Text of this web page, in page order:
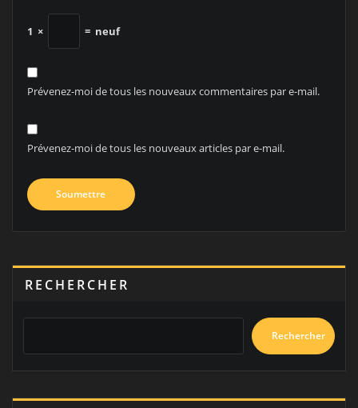
1 × = neuf
Prévenez-moi de tous les nouveaux commentaires par e-mail.
Prévenez-moi de tous les nouveaux articles par e-mail.
RECHERCHER
Rechercher